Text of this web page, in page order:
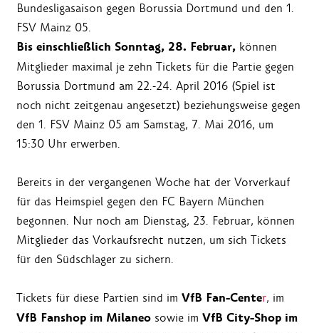
Bundesligasaison gegen Borussia Dortmund und den 1.
FSV Mainz 05.
Bis einschließlich Sonntag, 28. Februar, können
Mitglieder maximal je zehn Tickets für die Partie gegen
Borussia Dortmund am 22.-24. April 2016 (Spiel ist
noch nicht zeitgenau angesetzt) beziehungsweise gegen
den 1. FSV Mainz 05 am Samstag, 7. Mai 2016, um
15:30 Uhr erwerben.
Bereits in der vergangenen Woche hat der Vorverkauf
für das Heimspiel gegen den FC Bayern München
begonnen. Nur noch am Dienstag, 23. Februar, können
Mitglieder das Vorkaufsrecht nutzen, um sich Tickets
für den Südschlager zu sichern.
Tickets für diese Partien sind im VfB Fan-Center, im
VfB Fanshop im Milaneo sowie im VfB City-Shop im